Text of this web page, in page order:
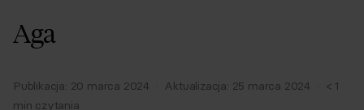
Aga
Publikacja: 20 marca 2024 · Aktualizacja: 25 marca 2024 · < 1
min czytania